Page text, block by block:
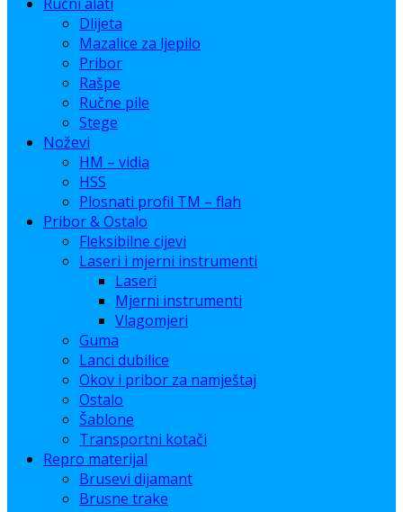
Dlijeta
Mazalice za ljepilo
Pribor
Rašpe
Ručne pile
Stege
Noževi
HM – vidia
HSS
Plosnati profil TM – flah
Pribor & Ostalo
Fleksibilne cijevi
Laseri i mjerni instrumenti
Laseri
Mjerni instrumenti
Vlagomjeri
Guma
Lanci dubilice
Okov i pribor za namještaj
Ostalo
Šablone
Transportni kotači
Repro materijal
Brusevi dijamant
Brusne trake